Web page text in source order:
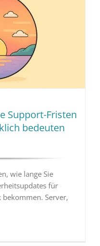
Support-Fristen
bedeuten
wie lange Sie
für
bekommen. Server,